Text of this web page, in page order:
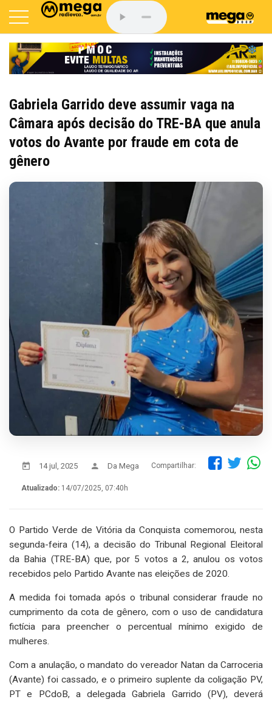
Gabriela Garrido deve assumir vaga na
Câmara após decisão do TRE-BA que anula
votos do Avante por fraude em cota de
gênero
14 jul, 2025 Da Mega Compartilhar:
Atualizado: 14/07/2025, 07:40h
O Partido Verde de Vitória da Conquista comemorou, nesta
segunda-feira (14), a decisão do Tribunal Regional Eleitoral
da Bahia (TRE-BA) que, por 5 votos a 2, anulou os votos
recebidos pelo Partido Avante nas eleições de 2020.
A medida foi tomada após o tribunal considerar fraude no
cumprimento da cota de gênero, com o uso de candidatura
fictícia para preencher o percentual mínimo exigido de
mulheres.
Com a anulação, o mandato do vereador Natan da Carroceria
(Avante) foi cassado, e o primeiro suplente da coligação PV,
PT e PCdoB, a delegada Gabriela Garrido (PV), deverá